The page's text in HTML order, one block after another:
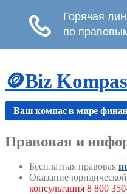
Skip
to
content
🪙Biz
Ваш компас в мире
Правовая и
Бесплатная правовая
Оказание
консультация 8 800